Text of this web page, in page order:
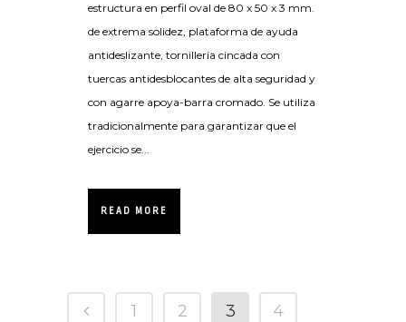
estructura en perfil oval de 80 x 50 x 3 mm.
de extrema solidez, plataforma de ayuda
antideslizante, tornillería cincada con
tuercas antidesblocantes de alta seguridad y
con agarre apoya-barra cromado. Se utiliza
tradicionalmente para garantizar que el
ejercicio se...
READ MORE
1 2 3 4